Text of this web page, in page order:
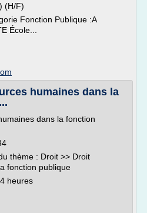
(H/F)
Fonction Publique :A
École...
humaines dans la
dans la fonction
thème : Droit >> Droit
fonction publique
heures